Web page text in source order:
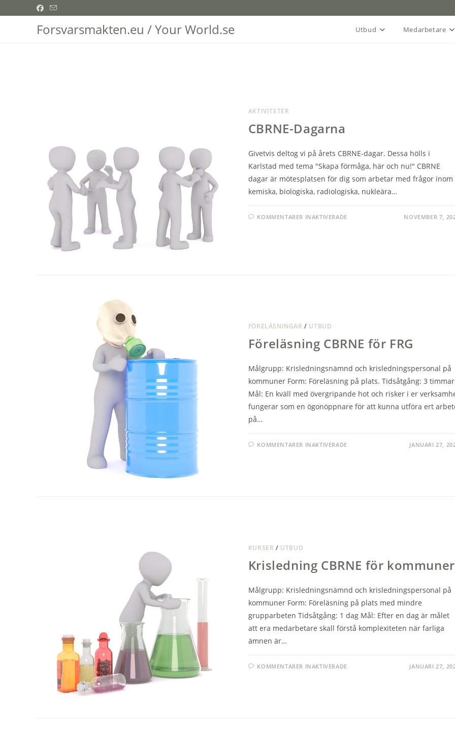
till
Forsvarsmakten.eu / Your World.se Utbud Medarbetare
AKTIVITETER
CBRNE-Dagarna
Givetvis deltog vi på årets CBRNE-dagar. Dessa hölls i
Karlstad med tema "Skapa förmåga, här och nu!" CBRNE
dagar är mötesplatsen för dig som arbetar med frågor inom
kemiska, biologiska, radiologiska, nukleära…
KOMMENTARER INAKTIVERADEFÖR NOVEMBER 7,
FÖRELÄSNINGAR / UTBUD
Föreläsning CBRNE för FRG
Målgrupp: Krisledningsnämnd och krisledningspersonal på
kommuner Form: Föreläsning på plats. Tidsåtgång: 3 timmar
Mål: En kväll med övergripande hot och risker i er
fungerar som en ögonöppnare för att kunna utföra ert
på…
KOMMENTARER INAKTIVERADEFÖR JANUARI 27,
KURSER / UTBUD
Krisledning CBRNE för kommuner
Målgrupp: Krisledningsnämnd och krisledningspersonal på
kommuner Form: Föreläsning på plats med mindre
grupparbeten Tidsåtgång: 1 dag Mål: Efter en dag är målet
att era medarbetare skall förstå komplexiteten när farliga
ämnen är…
KOMMENTARER INAKTIVERADEFÖR JANUARI 27,